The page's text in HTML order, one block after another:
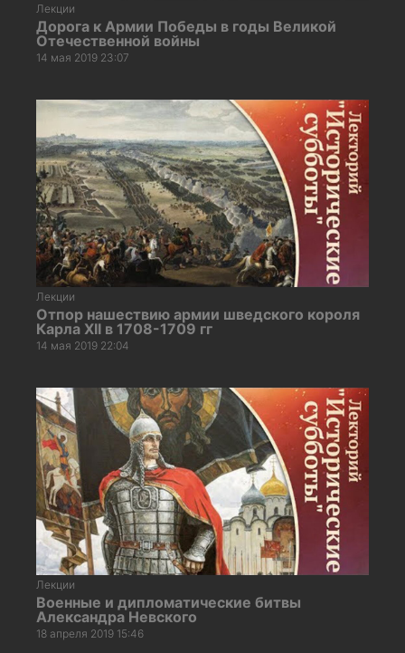
Лекции
Дорога к Армии Победы в годы Великой
Отечественной войны
14 мая 2019 23:07
Лекции
Отпор нашествию армии шведского короля
Карла XII в 1708-1709 гг
14 мая 2019 22:04
Лекции
Военные и дипломатические битвы
Александра Невского
18 апреля 2019 15:46